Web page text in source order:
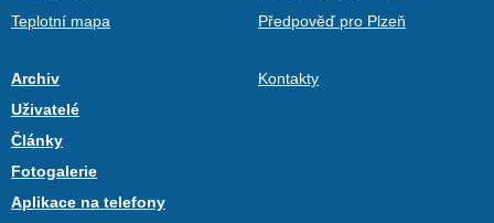
Teplotní mapa
Předpověď pro Plzeň
Archiv
Uživatelé
Články
Fotogalerie
Aplikace na telefony
Kontakty